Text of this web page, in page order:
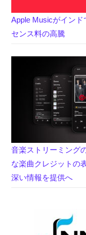
Apple Musicがイン
センス料の高騰
音楽ストリーミング
な楽曲クレジットの
深い情報を提供へ